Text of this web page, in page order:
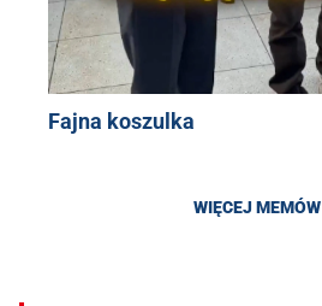
Fajna koszulka
WIĘCEJ MEMÓW